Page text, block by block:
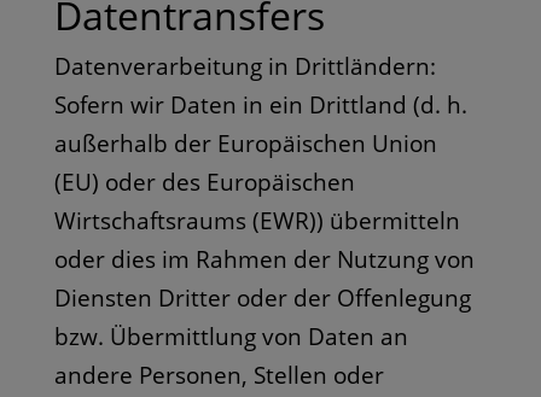
Datentransfers
Datenverarbeitung in Drittländern:
Sofern wir Daten in ein Drittland (d. h.
außerhalb der Europäischen Union
(EU) oder des Europäischen
Wirtschaftsraums (EWR)) übermitteln
oder dies im Rahmen der Nutzung von
Diensten Dritter oder der Offenlegung
bzw. Übermittlung von Daten an
andere Personen, Stellen oder